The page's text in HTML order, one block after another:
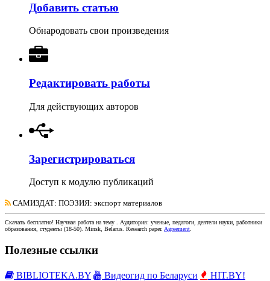
Добавить статью
Обнародовать свои произведения
Редактировать работы
Для действующих авторов
Зарегистрироваться
Доступ к модулю публикаций
САМИЗДАТ: ПОЭЗИЯ: экспорт материалов
Скачать бесплатно! Научная работана тему . Аудитория: ученые, педагоги, деятели науки, работники
образования, студенты (18-50). Minsk, Belarus. Research paper. Agreement.
Полезные ссылки
BIBLIOTEKA.BY Видеогид по Беларуси
HIT.BY!